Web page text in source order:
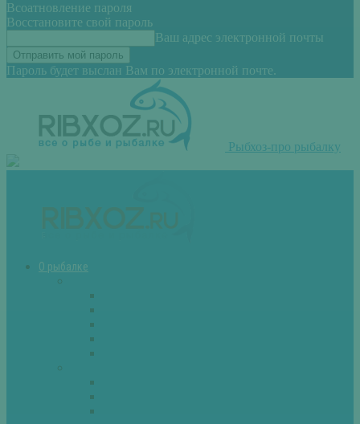
Всоатновление пароля
Восстановите свой пароль
Ваш адрес электронной почты
Пароль будет выслан Вам по электронной почте.
Рыбхоз-про рыбалку
О рыбалке